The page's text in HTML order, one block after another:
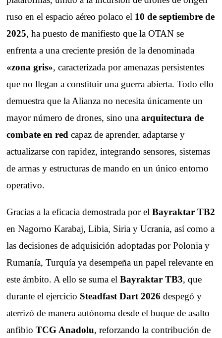
ruso en el espacio aéreo polaco el 10 de septiembre de
2025, ha puesto de manifiesto que la OTAN se
enfrenta a una creciente presión de la denominada
«zona gris», caracterizada por amenazas persistentes
que no llegan a constituir una guerra abierta. Todo ello
demuestra que la Alianza no necesita únicamente un
mayor número de drones, sino unaarquitectura de
combate en red capaz de aprender, adaptarse y
actualizarse con rapidez, integrando sensores, sistemas
de armas y estructuras de mando en un único entorno
operativo.
Gracias a la eficacia demostrada por elBayraktar TB2
en Nagorno Karabaj, Libia, Siria y Ucrania, así como a
las decisiones de adquisición adoptadas por Polonia y
Rumanía, Turquía ya desempeña un papel relevante en
este ámbito. A ello se suma elBayraktar TB3, que
durante el ejercicio Steadfast Dart 2026 despegó y
aterrizó de manera autónoma desde el buque de asalto
anfibioTCG Anadolu, reforzando la contribución de